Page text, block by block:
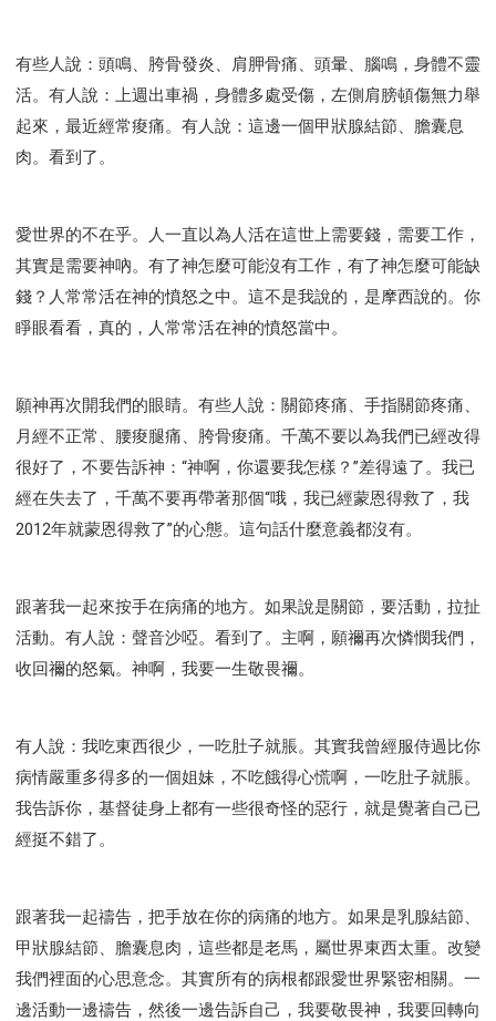
有些人說：頭鳴、胯骨發炎、肩胛骨痛、頭暈、腦鳴，身體不靈
活。有人說：上週出車禍，身體多處受傷，左側肩膀頓傷無力舉
起來，最近經常痠痛。有人說：這邊一個甲狀腺結節、膽囊息
肉。看到了。
愛世界的不在乎。人一直以為人活在這世上需要錢，需要工作，
其實是需要神吶。有了神怎麼可能沒有工作，有了神怎麼可能缺
錢？人常常活在神的憤怒之中。這不是我說的，是摩西說的。你
睜眼看看，真的，人常常活在神的憤怒當中。
願神再次開我們的眼睛。有些人說：關節疼痛、手指關節疼痛、
月經不正常、腰痠腿痛、胯骨痠痛。千萬不要以為我們已經改得
很好了，不要告訴神：“神啊，你還要我怎樣？”差得遠了。我已
經在失去了，千萬不要再帶著那個“哦，我已經蒙恩得救了，我
2012年就蒙恩得救了”的心態。這句話什麼意義都沒有。
跟著我一起來按手在病痛的地方。如果說是關節，要活動，拉扯
活動。有人說：聲音沙啞。看到了。主啊，願禰再次憐憫我們，
收回禰的怒氣。神啊，我要一生敬畏禰。
有人說：我吃東西很少，一吃肚子就脹。其實我曾經服侍過比你
病情嚴重多得多的一個姐妹，不吃餓得心慌啊，一吃肚子就脹。
我告訴你，基督徒身上都有一些很奇怪的惡行，就是覺著自己已
經挺不錯了。
跟著我一起禱告，把手放在你的病痛的地方。如果是乳腺結節、
甲狀腺結節、膽囊息肉，這些都是老馬，屬世界東西太重。改變
我們裡面的心思意念。其實所有的病根都跟愛世界緊密相關。一
邊活動一邊禱告，然後一邊告訴自己，我要敬畏神，我要回轉向